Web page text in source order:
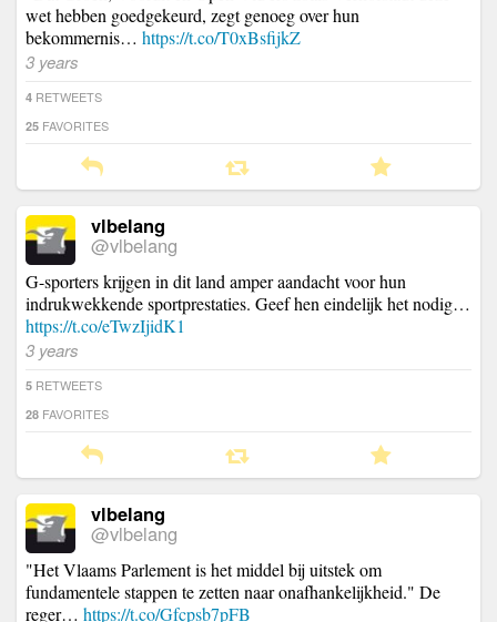
wet hebben goedgekeurd, zegt genoeg over hun
bekommernis… https://t.co/T0xBsfijkZ
3 years
4 RETWEETS
25 FAVORITES
vlbelang
@vlbelang
G-sporters krijgen in dit land amper aandacht voor hun
indrukwekkende sportprestaties. Geef hen eindelijk het nodig…
https://t.co/eTwzIjidK1
3 years
5 RETWEETS
28 FAVORITES
vlbelang
@vlbelang
"Het Vlaams Parlement is het middel bij uitstek om
fundamentele stappen te zetten naar onafhankelijkheid." De
reger… https://t.co/Gfcpsb7pFB